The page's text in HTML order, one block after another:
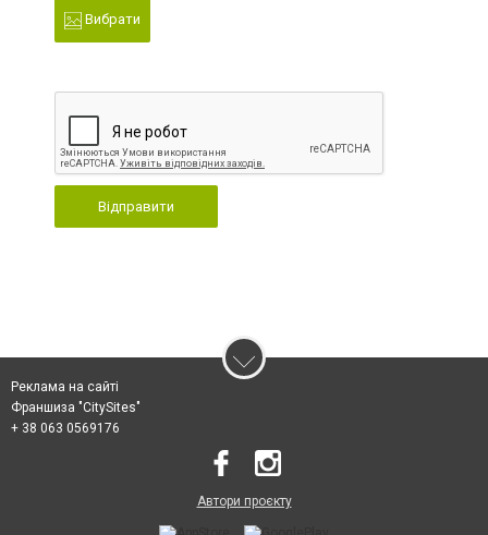
Вибрати
Відправити
Реклама на сайті
Франшиза "CitySites"
+ 38 063 0569176
Автори проєкту